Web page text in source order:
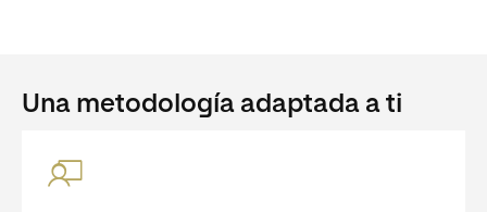
Una metodología adaptada a ti